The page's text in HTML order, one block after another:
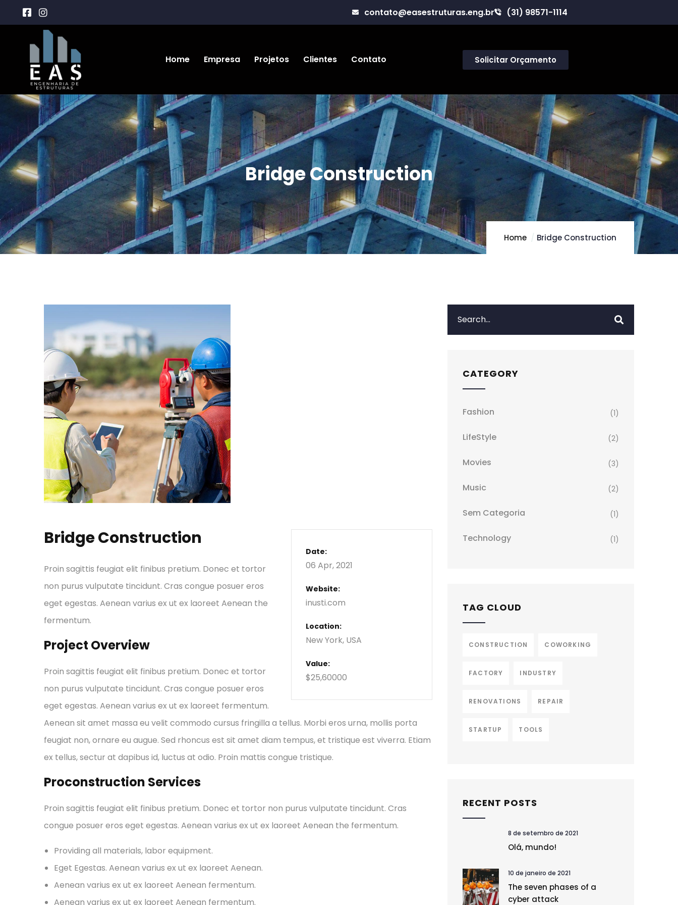
contato@easestruturas.eng.br (31) 98571-1114
Home Empresa Projetos Clientes Contato Solicitar Orçamento
Bridge Construction
Home Bridge Construction
Date:
06 Apr, 2021
Website:
inusti.com
Location:
New York, USA
Value:
$25,60000
Bridge Construction
Proin sagittis feugiat elit finibus pretium. Donec et tortor
non purus vulputate tincidunt. Cras congue posuer eros
eget egestas. Aenean varius ex ut ex laoreet Aenean the
fermentum.
Project Overview
Proin sagittis feugiat elit finibus pretium. Donec et tortor
non purus vulputate tincidunt. Cras congue posuer eros
eget egestas. Aenean varius ex ut ex laoreet fermentum.
Aenean sit amet massa eu velit commodo cursus fringilla a tellus. Morbi eros urna, mollis porta
feugiat non, ornare eu augue. Sed rhoncus est sit amet diam tempus, et tristique est viverra. Etiam
ex tellus, sectur at dapibus id, luctus at odio. Proin mattis congue tristique.
Proconstruction Services
Proin sagittis feugiat elit finibus pretium. Donec et tortor non purus vulputate tincidunt. Cras
congue posuer eros eget egestas. Aenean varius ex ut ex laoreet Aenean the fermentum.
Providing all materials, labor equipment.
Eget Egestas. Aenean varius ex ut ex laoreet Aenean.
Aenean varius ex ut ex laoreet Aenean fermentum.
Aenean varius ex ut ex laoreet Aenean fermentum.
CATEGORY
Fashion (1)
LifeStyle (2)
Movies (3)
Music (2)
Sem Categoria (1)
Technology (1)
TAG CLOUD
CONSTRUCTION COWORKING
FACTORY INDUSTRY
RENOVATIONS REPAIR
STARTUP TOOLS
RECENT POSTS
8 de setembro de 2021
Olá, mundo!
10 de janeiro de 2021
The seven phases of a
cyber attack